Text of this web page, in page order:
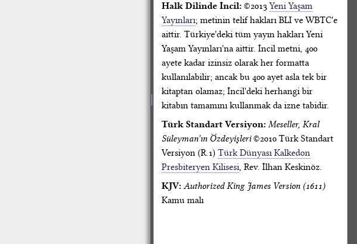
Halk Dilinde İncil: ©2013 Yeni Yaşam
Yayınları; metinin telif hakları BLI ve WBTC'e
aittir. Türkiye'deki tüm yayın hakları Yeni
Yaşam Yayınları'na aittir. İncil metni, 400
ayete kadar izinsiz olarak her formatta
kullanılabilir; ancak bu 400 ayet asla tek bir
kitaptan olamaz; İncil'deki herhangi bir
kitabın tamamını kullanmak da izne tabidir.
Türk Standart Versiyon: Meseller, Kral
Süleyman'ın Özdeyişleri©2010 Türk Standart
Versiyon (R.1) Türk Dünyası Kalkedon
Presbiteryen Kilisesi, Rev. İlhan Keskinöz.
KJV: Authorized King James Version (1611)
Kamu malı